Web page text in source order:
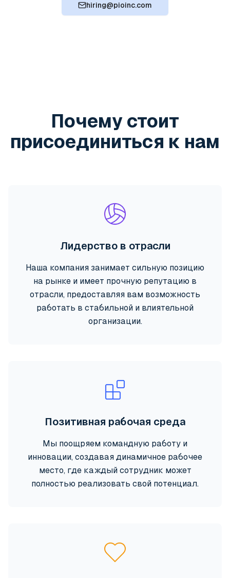
hiring@pioinc.com
Почему стоит
присоединиться к нам
Лидерство в отрасли
Наша компания занимает сильную позицию
на рынке и имеет прочную репутацию в
отрасли, предоставляя вам возможность
работать в стабильной и влиятельной
организации.
Позитивная рабочая среда
Мы поощряем командную работу и
инновации, создавая динамичное рабочее
место, где каждый сотрудник может
полностью реализовать свой потенциал.